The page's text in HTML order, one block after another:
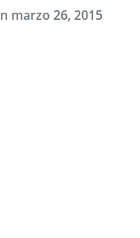
marzo 26, 2015